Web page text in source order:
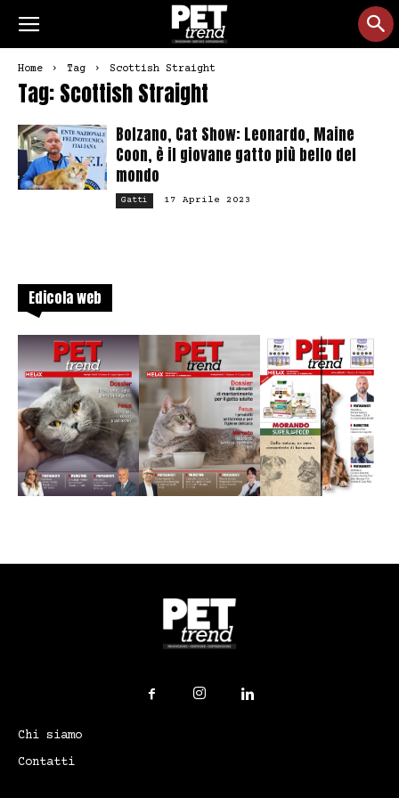
Home Tag Scottish Straight
Tag: Scottish Straight
Bolzano, Cat Show: Leonardo, Maine
Coon, è il giovane gatto più bello del
mondo
Gatti 17 Aprile 2023
Edicola web
Chi siamo
Contatti